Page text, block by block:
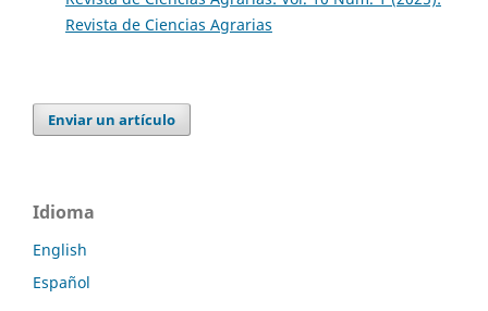
Revista de Ciencias Agrarias
Enviar un artículo
Idioma
English
Español